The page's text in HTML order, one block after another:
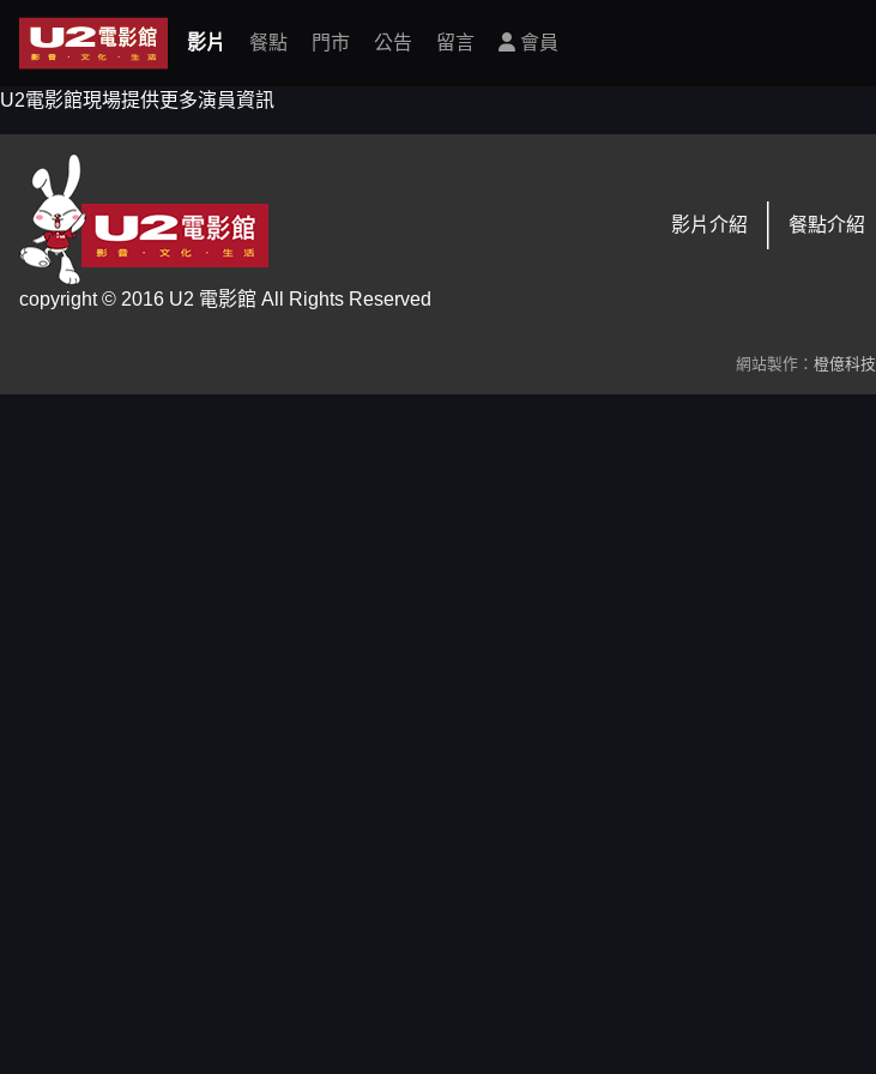
影片 餐點 門市 公告 留言 會員
U2電影館現場提供更多演員資訊
copyright © 2016 U2 電影館 All Rights Reserved
影片介紹 餐點介紹
網站製作： 橙億科技